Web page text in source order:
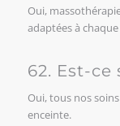
Oui,
adaptées à
62. Est-ce
Oui, tous nos
enceinte.